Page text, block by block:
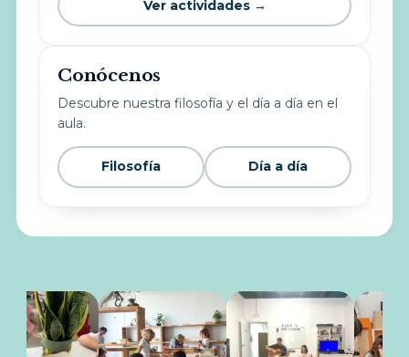
Ver actividades →
Conócenos
Descubre nuestra filosofía y el día a día en el
aula.
Filosofía Día a día